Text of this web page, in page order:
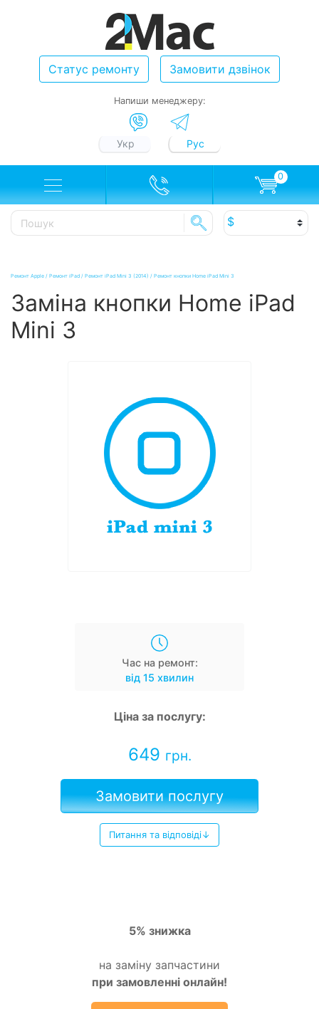
Статус ремонту Замовити дзвінок
Напиши менеджеру:
Укр Рус
0
Ремонт Apple / Ремонт iPad / Ремонт iPad Mini 3 (2014) / Ремонт кнопки Home iPad Mini 3
Заміна кнопки Home iPad
Mini 3
Час на ремонт:
від 15 хвилин
Ціна за послугу:
649 грн.
Замовити послугу
Питання та відповіді↓
5% знижка
на заміну запчастини
при замовленні онлайн!